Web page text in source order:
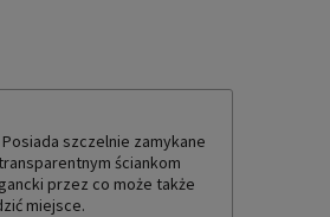
szczelnie zamykane
ściankom
przez co może także
miejsce.